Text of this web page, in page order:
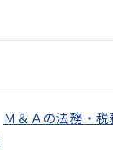
Ｍ＆Ａの法務・